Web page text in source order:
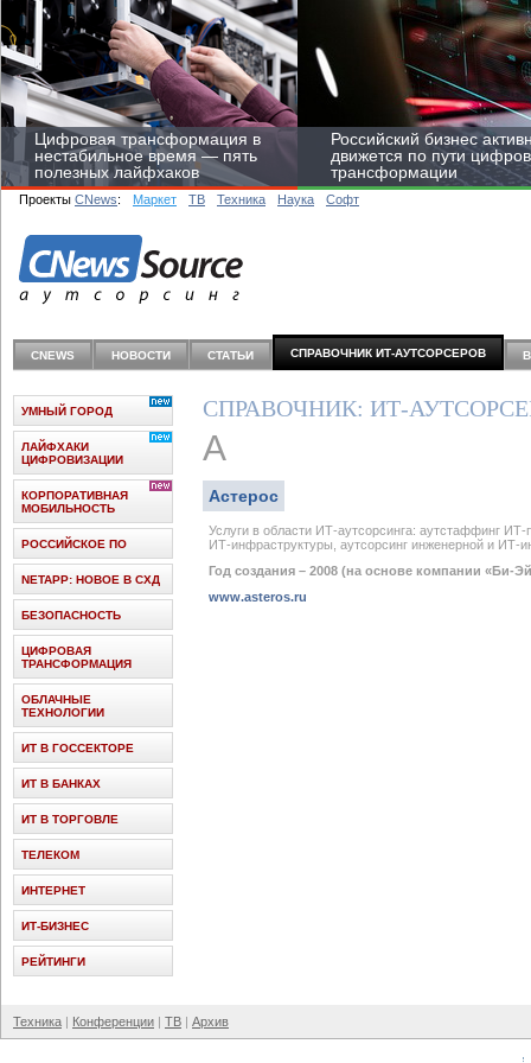
Цифровая трансформация в
нестабильное время — пять
полезных лайфхаков
Российский бизнес
движется по пути
трансформации
цифровизироваться со
скоростью крупных
Проекты CNews: Маркет ТВ Техника Наука Софт
CNEWS НОВОСТИ СТАТЬИ СПРАВОЧНИК ИТ-АУТСОРCЕРОВ
СПРАВОЧНИК: ИТ-
А
Астерос
Услуги в области ИТ-аутсорсинга: аутстаффинг
ИТ-инфраструктуры, аутсорсинг инженерной и ИТ-
Год создания – 2008 (на основе компании «Би-
www.asteros.ru
УМНЫЙ ГОРОД
ЛАЙФХАКИ
ЦИФРОВИЗАЦИИ
КОРПОРАТИВНАЯ
МОБИЛЬНОСТЬ
РОССИЙСКОЕ ПО
NETAPP: НОВОЕ В СХД
БЕЗОПАСНОСТЬ
ЦИФРОВАЯ
ТРАНСФОРМАЦИЯ
ОБЛАЧНЫЕ
ТЕХНОЛОГИИ
ИТ В ГОССЕКТОРЕ
ИТ В БАНКАХ
ИТ В ТОРГОВЛЕ
ТЕЛЕКОМ
ИНТЕРНЕТ
ИТ-БИЗНЕС
РЕЙТИНГИ
Техника Конференции ТВ Архив